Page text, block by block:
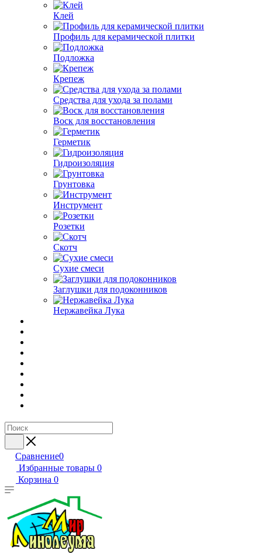
Клей
Профиль для керамической плитки
Подложка
Крепеж
Средства для ухода за полами
Воск для восстановления
Герметик
Гидроизоляция
Грунтовка
Инструмент
Розетки
Скотч
Сухие смеси
Заглушки для подоконников
Нержавейка Лука
Сравнение0
Избранные товары 0
Корзина 0